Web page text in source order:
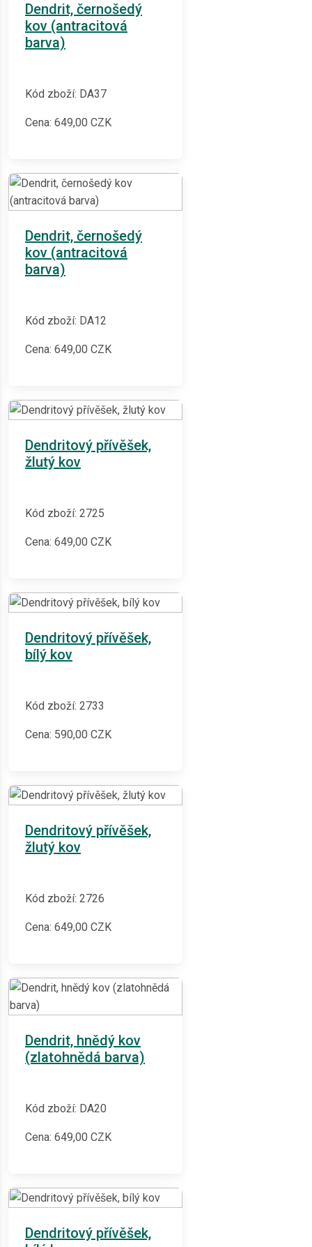
Dendrit, černošedý
kov (antracitová
barva)
Kód zboží: DA37
Cena: 649,00 CZK
Dendrit, černošedý
kov (antracitová
barva)
Kód zboží: DA12
Cena: 649,00 CZK
Dendritový přívěšek,
žlutý kov
Kód zboží: 2725
Cena: 649,00 CZK
Dendritový přívěšek,
bílý kov
Kód zboží: 2733
Cena: 590,00 CZK
Dendritový přívěšek,
žlutý kov
Kód zboží: 2726
Cena: 649,00 CZK
Dendrit, hnědý kov
(zlatohnědá barva)
Kód zboží: DA20
Cena: 649,00 CZK
Dendritový přívěšek,